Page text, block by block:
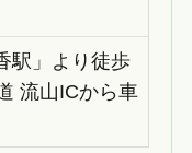
駅」より徒歩
流山ICから車